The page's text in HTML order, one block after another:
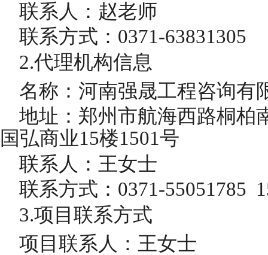
联系人：赵老师
联系方式： 0371-63831305
2.代理机构信息
名称：河南强晟工程咨询有
地址：郑州市航海西路桐柏
国弘商业15楼1501号
联系人：王女士
联系方式： 0371-55051785
3.项目联系方式
项目联系人：王女士